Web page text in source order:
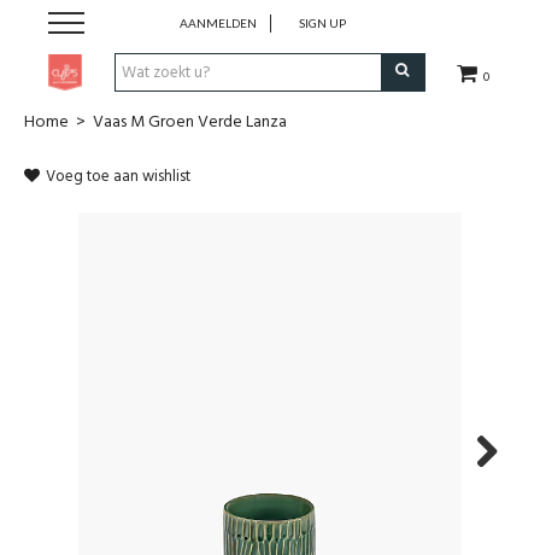
0
AANMELDEN SIGN UP
Pen & Papier
Home > Vaas M Groen Verde Lanza
Voeg toe aan wishlist